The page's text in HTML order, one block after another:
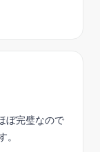
ぼ完璧なので
。